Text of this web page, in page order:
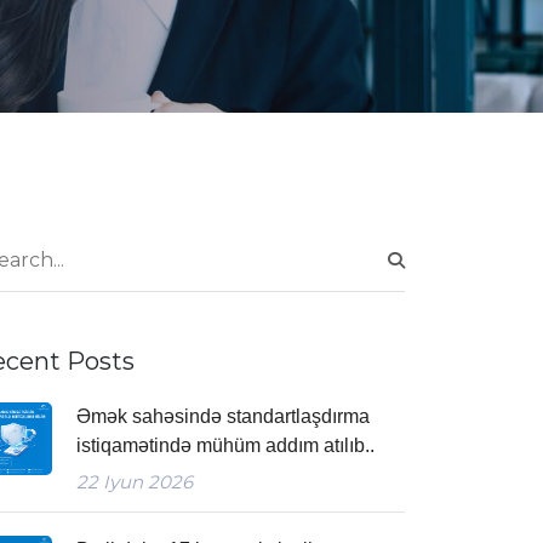
Posts
Əmək sahəsində standartlaşdırma
istiqamətində mühüm addım atılıb..
22Iyun 2026